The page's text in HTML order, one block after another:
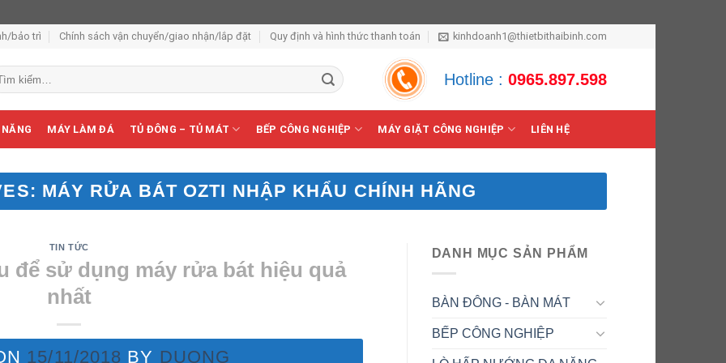
bảo trì Chính sách vận chuyển/giao nhận/lắp đặt Quy định và hình thức thanh toán kinhdoanh1@thietbithaibinh.com
Hotline : 0965.897.598
MÁY LÀM ĐÁ TỦ ĐÔNG – TỦ MÁT BẾP CÔNG NGHIỆP MÁY GIẶT CÔNG NGHIỆP LIÊN HỆ
MÁY RỬA BÁT OZTI NHẬP KHẨU CHÍNH HÃNG
TIN TỨC
để sử dụng máy rửa bát hiệu quả
nhất
15/11/2018 BY DUONG
DANH MỤC SẢN PHẨM
BÀN ĐÔNG - BÀN MÁT
BẾP CÔNG NGHIỆP